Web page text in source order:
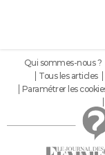
Qui sommes-nous ?
Tous les articles
Paramétrer les